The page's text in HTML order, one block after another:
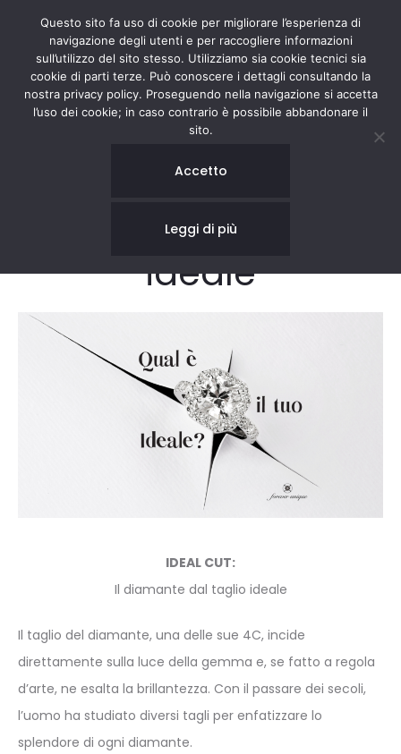
IDEAL CUT: il
diamante dal taglio
ideale
IDEAL CUT:
Il diamante dal taglio ideale
Il taglio del diamante, una delle sue 4C, incide
direttamente sulla luce della gemma e, se fatto a regola
d’arte, ne esalta la brillantezza. Con il passare dei secoli,
l’uomo ha studiato diversi tagli per enfatizzare lo
splendore di ogni diamante.
Questo sito fa uso di cookie per migliorare l’esperienza di
navigazione degli utenti e per raccogliere informazioni
sull’utilizzo del sito stesso. Utilizziamo sia cookie tecnici sia
cookie di parti terze. Può conoscere i dettagli consultando la
nostra privacy policy. Proseguendo nella navigazione si accetta
l’uso dei cookie; in caso contrario è possibile abbandonare il
sito.
Accetto
Leggi di più